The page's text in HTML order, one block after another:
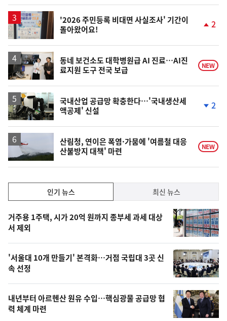
일
'2026 주민등록 비대면 사실조사' 기간이
돌아왔어요!
승
2
동네 보건소도 대학병원급 AI 진료…AI진
료지원 도구 전국 보급
NEW
국내산업 공급망 확충한다…'국내생산세
액공제' 신설
락
2
산림청, 연이은 폭염·가뭄에 '여름철 대응
산불방지 대책' 마련
NEW
기,
최
신,
오
늘
의
영
상
인기 뉴스 최신 뉴스
기
뉴
스
거주용 1주택, 시가 20억 원까지 종부세 과세 대상
서 제외
'서울대 10개 만들기' 본격화…거점 국립대 3곳 신
속 선정
내년부터 아르헨산 원유 수입…핵심광물 공급망 협
력 체계 마련